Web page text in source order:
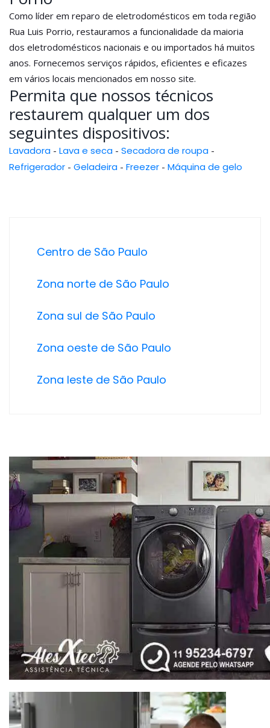
Como líder em reparo de eletrodomésticos em toda região
Rua Luis Porrio, restauramos a funcionalidade da maioria
dos eletrodomésticos nacionais e ou importados há muitos
anos. Fornecemos serviços rápidos, eficientes e eficazes
em vários locais mencionados em nosso site.
Permita que nossos técnicos
restaurem qualquer um dos
seguintes dispositivos:
Lavadora - Lava e seca - Secadora de roupa -
Refrigerador - Geladeira - Freezer - Máquina de gelo
Centro de São Paulo
Zona norte de São Paulo
Zona sul de São Paulo
Zona oeste de São Paulo
Zona leste de São Paulo